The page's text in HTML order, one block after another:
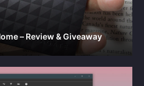
– Review & Giveaway